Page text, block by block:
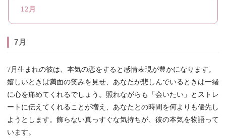
12月
7月
7月生まれの彼は、本気の恋をすると感情表現が豊かになります。
嬉しいときは満面の笑みを見せ、あなたが悲しんでいるときは一緒
に心を痛めてくれるでしょう。照れながらも「会いたい」とストレ
ートに伝えてくれることが増え、あなたとの時間を何よりも優先し
ようとします。飾らない真っすぐな気持ちが、彼の本気を物語って
います。